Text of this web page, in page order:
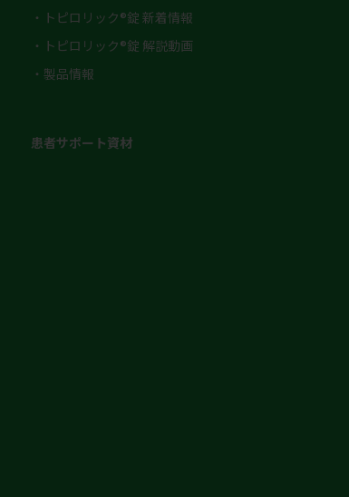
・トピロリック®錠 新着情報
・トピロリック®錠 解説動画
・製品情報
患者サポート資材